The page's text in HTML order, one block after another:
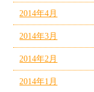
2014年4月
2014年3月
2014年2月
2014年1月